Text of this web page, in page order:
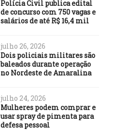
Polícia Civil publica edital
de concurso com 750 vagas e
salários de até R$ 16,4 mil
julho 26, 2026
Dois policiais militares são
baleados durante operação
no Nordeste de Amaralina
julho 24, 2026
Mulheres podem comprar e
usar spray de pimenta para
defesa pessoal